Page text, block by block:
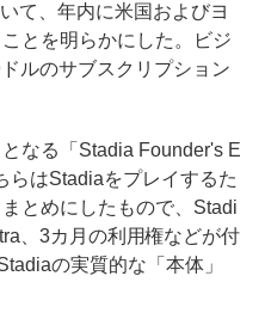
て、年内に米国およびヨ
とを明らかにした。ビジ
ルのサブスクリプション
なる「Stadia Founder's E
らはStadiaをプレイするた
とめにしたもので、Stadi
、3カ月の利用権などが付
の実質的な「本体」